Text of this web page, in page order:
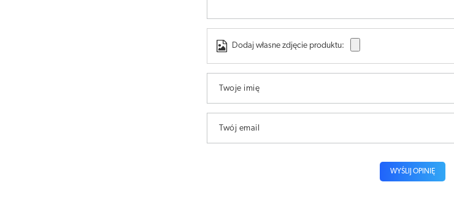
Dodaj własne zdjęcie produktu:
Twoje imię
Twój email
WYŚLIJ OPINIĘ